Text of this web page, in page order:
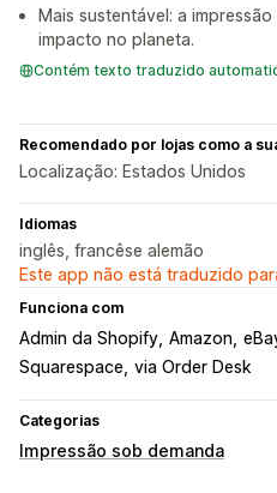
Mais sustentável: a
impacto no planeta.
Contém texto traduzido
Recomendado por lojas como a
Localização: Estados Unidos
Idiomas
inglês, francêse alemão
Este app não está traduzido
Funciona com
Admin da Shopify Amazon
Squarespace via Order Desk
Categorias
Impressão sob demanda